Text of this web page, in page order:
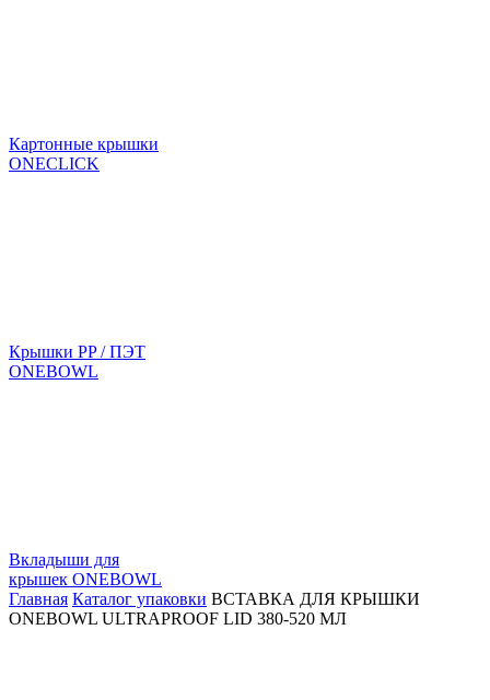
Картонные крышки
ONECLICK
Крышки PP / ПЭТ
ONEBOWL
Вкладыши для
крышек ONEBOWL
Главная Каталог упаковки ВСТАВКА ДЛЯ КРЫШКИ
ONEBOWL ULTRAPROOF LID 380-520 МЛ